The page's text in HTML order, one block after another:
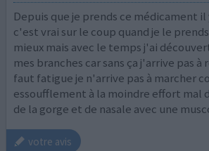
Depuis que je prends ce médicament il
c'est vrai sur le coup quand je le
mieux mais avec le temps j'ai
mes branches car sans ça j'arrive pas
faut fatigue je n'arrive pas à marcher
essoufflement à la moindre effort
de la gorge et de nasale avec une
votre avis